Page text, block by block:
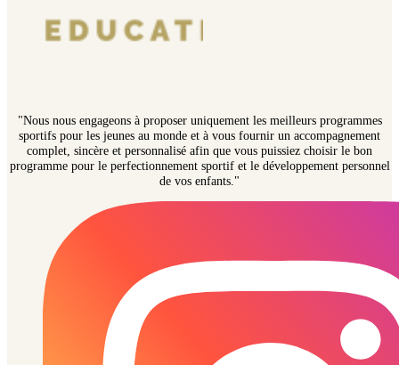
"Nous nous engageons à proposer uniquement les meilleurs programmes
sportifs pour les jeunes au monde et à vous fournir un accompagnement
complet, sincère et personnalisé afin que vous puissiez choisir le bon
programme pour le perfectionnement sportif et le développement personnel
de vos enfants."